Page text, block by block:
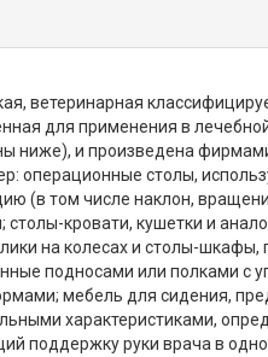
ветеринарная
для применения в
ниже), и произведена
столы,
том числе наклон,
кровати, кушетки и
на колесах и столы-
подносами или полками
мебель для сидения,
характеристиками,
поддержку руки врача в